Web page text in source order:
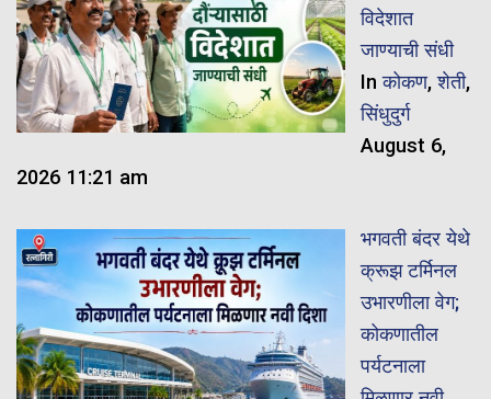
विदेशात
जाण्याची संधी
Inकोकण,शेती,
सिंधुदुर्ग
August 6,
2026 11:21 am
भगवती बंदर येथे
क्रूझ टर्मिनल
उभारणीला वेग;
कोकणातील
पर्यटनाला